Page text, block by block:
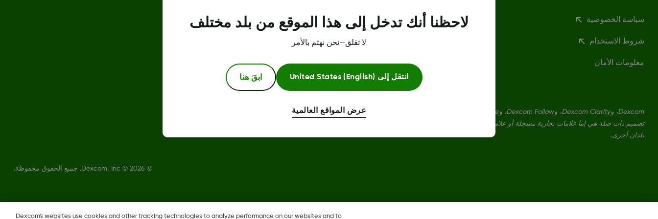
سياسة الخصوصية
شروط الاستخدام
معلومات الأمان
مركز الثقة
Dexcom، وDexcom Clarity، وDexcom Follow، وDexcom One، وDexcom Share، وأي شعارات وعلامات
بلدان أخرى.
© 2026 © Dexcom, Inc. جميع الحقوق محفوظة.
Dexcom's websites use cookies and other tracking technologies to analyze performance on our websites and to
لاحظنا أنك تدخل إلى هذا الموقع من بلد مختلف
لا تقلق—نحن نهتم بالأمر
انتقل إلى United States (English) ابقَ هنا
عرض المواقع العالمية